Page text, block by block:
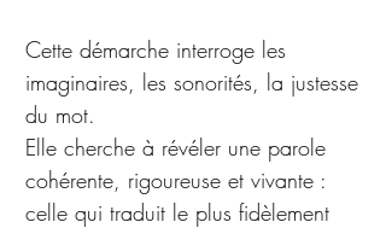
Cette démarche interroge les
imaginaires, les sonorités, la justesse
du mot.
Elle cherche à révéler une parole
cohérente, rigoureuse et vivante :
celle qui traduit le plus fidèlement